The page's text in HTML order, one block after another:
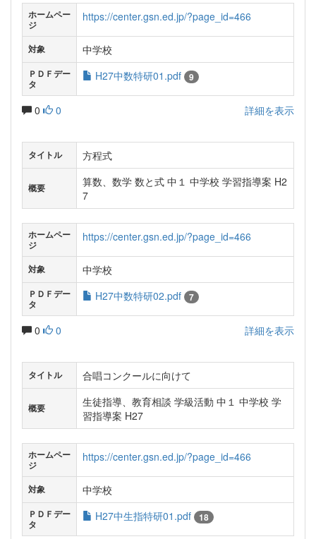
ホームペー
ジ
https://center.gsn.ed.jp/?page_id=466
対象 中学校
ＰＤＦデー
タ
H27中数特研01.pdf 9
0 0 詳細を表示
タイトル 方程式
概要
算数、数学 数と式 中１ 中学校 学習指導案 H2
7
ホームペー
ジ
https://center.gsn.ed.jp/?page_id=466
対象 中学校
ＰＤＦデー
タ
H27中数特研02.pdf 7
0 0 詳細を表示
タイトル 合唱コンクールに向けて
概要
生徒指導、教育相談 学級活動 中１ 中学校 学
習指導案 H27
ホームペー
ジ
https://center.gsn.ed.jp/?page_id=466
対象 中学校
ＰＤＦデー
タ
H27中生指特研01.pdf 18